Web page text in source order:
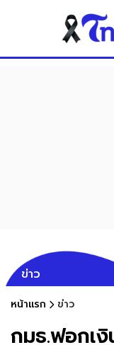
ข่าว
หน้าแรก ข่าว
กมธ.ฟอกเ